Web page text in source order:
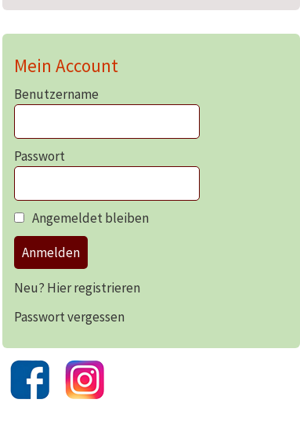
Mein Account
Benutzername
Passwort
Angemeldet bleiben
Anmelden
Neu? Hier registrieren
Passwort vergessen